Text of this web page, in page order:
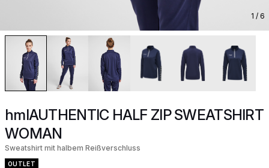
1 / 6
hmlAUTHENTIC HALF ZIP SWEATSHIRT
WOMAN
Sweatshirt mit halbem Reißverschluss
OUTLET